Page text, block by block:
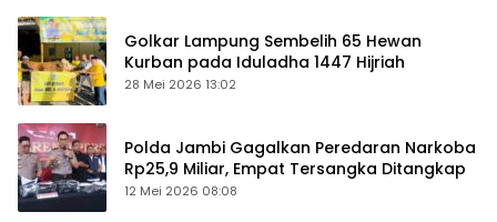
Golkar Lampung Sembelih 65 Hewan
Kurban pada Iduladha 1447 Hijriah
28 Mei 2026 13:02
Polda Jambi Gagalkan Peredaran Narkoba
Rp25,9 Miliar, Empat Tersangka Ditangkap
12 Mei 2026 08:08